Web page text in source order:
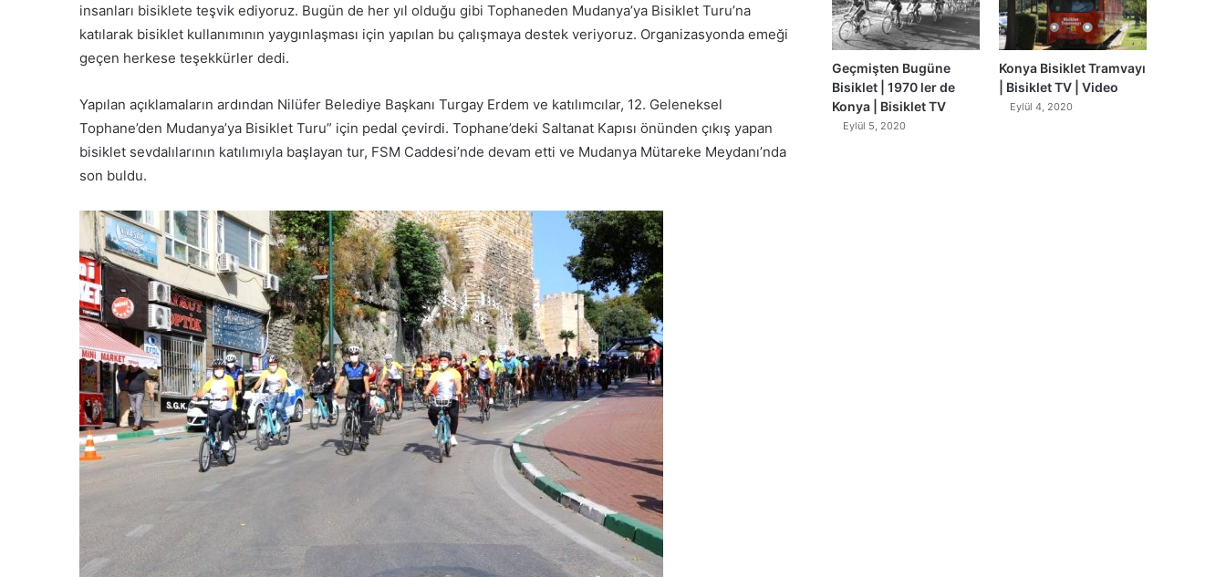
insanları bisiklete teşvik ediyoruz. Bugün de her yıl olduğu gibi Tophaneden Mudanya’ya Bisiklet Turu’na
katılarak bisiklet kullanımının yaygınlaşması için yapılan bu çalışmaya destek veriyoruz. Organizasyonda emeği
geçen herkese teşekkürler dedi.
Yapılan açıklamaların ardından Nilüfer Belediye Başkanı Turgay Erdem ve katılımcılar, 12. Geleneksel
Tophane’den Mudanya’ya Bisiklet Turu” için pedal çevirdi. Tophane’deki Saltanat Kapısı önünden çıkış yapan
bisiklet sevdalılarının katılımıyla başlayan tur, FSM Caddesi’nde devam etti ve Mudanya Mütareke Meydanı’nda
son buldu.
Geçmişten Bugüne
Bisiklet | 1970 ler de
Konya | Bisiklet TV
Eylül 5, 2020
Konya Bisiklet Tramvayı
| Bisiklet TV | Video
Eylül 4, 2020